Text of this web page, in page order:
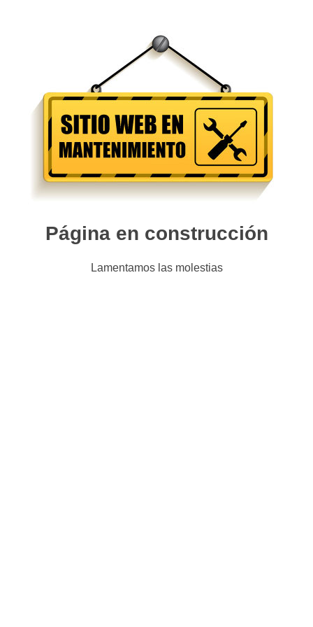
Página en construcción
Lamentamos las molestias